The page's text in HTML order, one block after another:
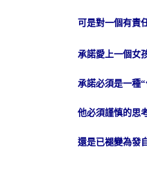
可是對一個有責
承諾愛上一個女
承諾必須是一種“
他必須謹慎的思
還是已褪變為發